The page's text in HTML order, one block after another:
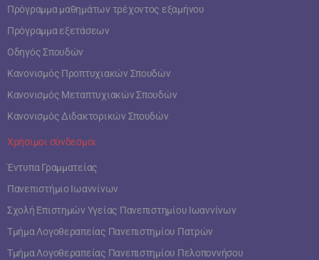
Πρόγραμμα μαθημάτων τρέχοντος εξαμήνου
Πρόγραμμα εξετάσεων
Οδηγός Σπουδών
Κανονισμός Προπτυχιακών Σπουδών
Κανονισμός Μεταπτυχιακών Σπουδών
Κανονισμός Διδακτορικών Σπουδών
Χρήσιμοι σύνδεσμοι
Έντυπα Γραμματείας
Πανεπιστήμιο Ιωαννίνων
Σχολή Επιστημών Υγείας Πανεπιστημίου Ιωαννίνων
Τμήμα Λογοθεραπείας Πανεπιστημίου Πατρών
Τμήμα Λογοθεραπείας Πανεπιστημίου Πελοποννήσου